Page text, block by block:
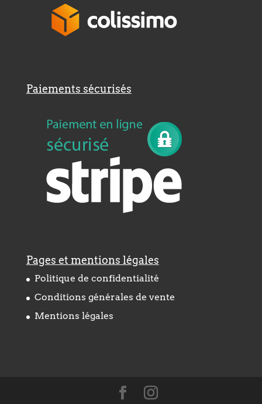
Paiements sécurisés
Pages et mentions légales
Politique de confidentialité
Conditions générales de vente
Mentions légales